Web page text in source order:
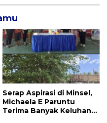
Serap Aspirasi di Minsel,
Michaela E Paruntu
Terima Banyak Keluhan